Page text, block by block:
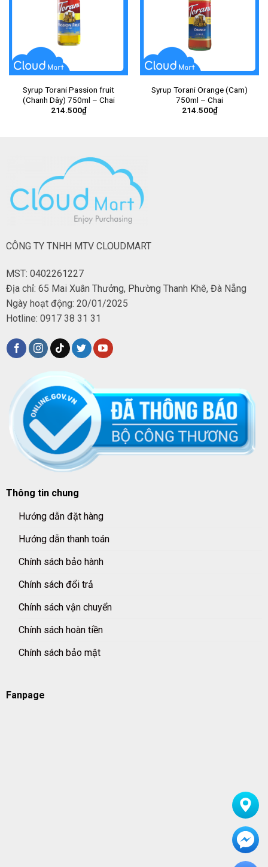
Syrup Torani Passion fruit
(Chanh Dây) 750ml – Chai
214.500₫
Syrup Torani Orange (Cam)
750ml – Chai
214.500₫
CÔNG TY TNHH MTV CLOUDMART
MST: 0402261227
Địa chỉ: 65 Mai Xuân Thưởng, Phường Thanh Khê, Đà Nẵng
Ngày hoạt động: 20/01/2025
Hotline: 0917 38 31 31
Thông tin chung
Hướng dẫn đặt hàng
Hướng dẫn thanh toán
Chính sách bảo hành
Chính sách đổi trả
Chính sách vận chuyển
Chính sách hoàn tiền
Chính sách bảo mật
Fanpage